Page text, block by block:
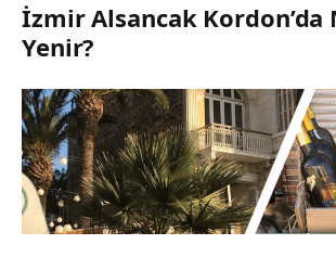
İzmir Alsancak Kordon’da
Yenir?